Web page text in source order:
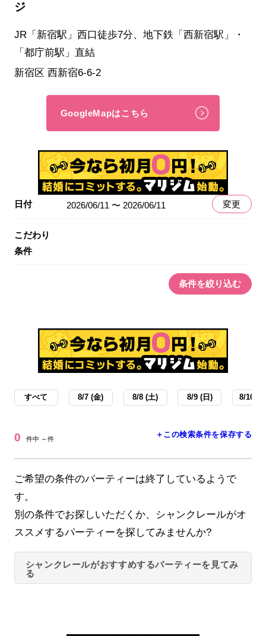
ジ
JR「新宿駅」西口徒歩7分、地下鉄「西新宿駅」・
「都庁前駅」直結
新宿区 西新宿6-6-2
GoogleMapはこちら
日付 2026/06/11 〜 2026/06/11 変更
こだわり
条件
条件を絞り込む
すべて 8/7 (金) 8/8 (土) 8/9 (日) 8/10 (
0 件中 ～件 ＋この検索条件を保存する
ご希望の条件のパーティーは終了しているようで
す。
別の条件でお探しいただくか、シャンクレールがオ
ススメするパーティーを探してみませんか?
シャンクレールがおすすめするパーティーを見てみ
る